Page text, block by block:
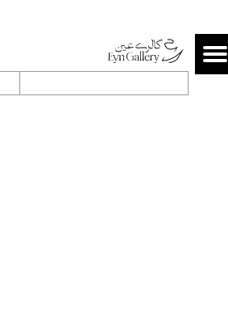
حساب کاربری من
تغییر گذر واژه